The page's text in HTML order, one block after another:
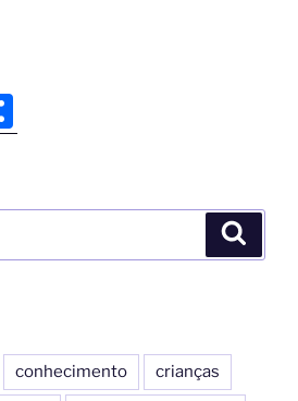
h
e
conhecimento crianças